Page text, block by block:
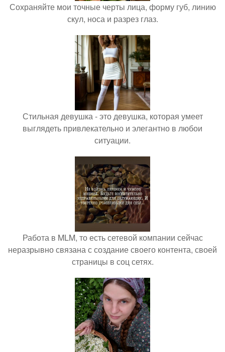
Сохраняйте мои точные черты лица, форму губ, линию
скул, носа и разрез глаз.
Стильная девушка - это девушка, которая умеет
выглядеть привлекательно и элегантно в любои
ситуации.
Работа в MLM, то есть сетевой компании сейчас
неразрывно связана с создание своего контента, своей
страницы в соц сетях.